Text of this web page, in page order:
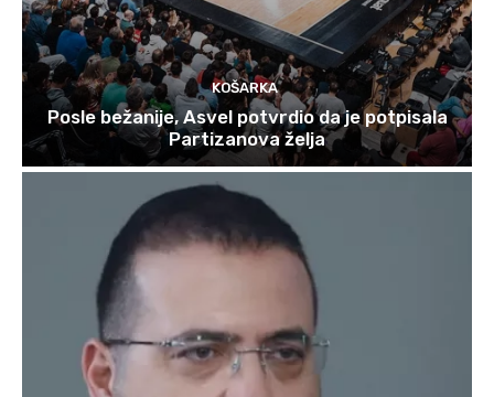
KOŠARKA
Posle bežanije, Asvel potvrdio da je potpisala
Partizanova želja